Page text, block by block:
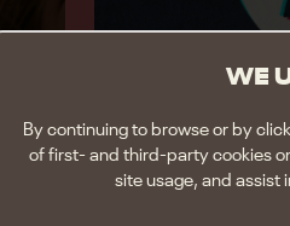
WE
By continuing to browse or by
of first- and third-party cookies
site usage, and assist